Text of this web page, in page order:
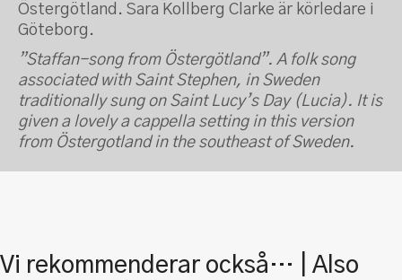
Östergötland. Sara Kollberg Clarke är körledare i
Göteborg.
”Staffan-song from Östergötland”. A folk song
associated with Saint Stephen, in Sweden
traditionally sung on Saint Lucy’s Day (Lucia). It is
given a lovely a cappella setting in this version
from Östergotland in the southeast of Sweden.
Vi rekommenderar också… | Also